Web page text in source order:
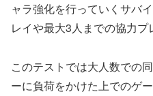
ャラ強化を行っていくサバ
レイや最大3人までの協力プ
このテストでは大人数での
ーに負荷をかけた上でのゲ